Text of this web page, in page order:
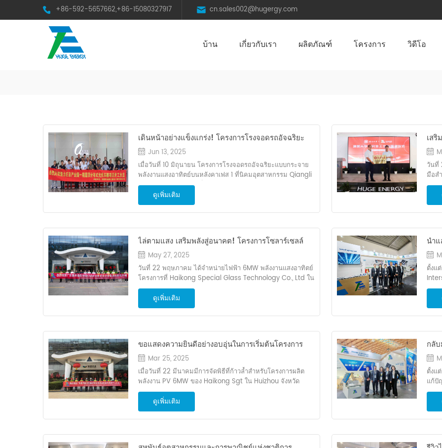
+86-592-5657662,+86-15080327917 cn.sales002@hugergy.com
บ้าน เกี่ยวกับเรา ผลิตภัณฑ์ โครงการ วิดีโอ
เดินหน้าอย่างแข็งแกร่ง! โครงการโรงจอดรถอัจฉริยะ
แบบกระจายพลังงานแสงอาทิตย์ Qiangli Jucai เริ่ม
ดำเนินการอย่างเป็นทางการ
Jun 13, 2025
เมื่อวันที่ 10 มิถุนายน โครงการโรงจอดรถอัจฉริยะแบบกระจาย
พลังงานแสงอาทิตย์บนหลังคาเฟส 1 ที่นิคมอุตสาหกรรม Qiangli
Jucai ได้เริ่มต้นอย่างเป็นทางการ ตัวแทนจากทุกฝ่ายที่เกี่ยวข้อง
รวมถึงผู้พัฒนา Qiangli Jucai ผู้รับจ้างก่อสร้าง เอ็ม ความ
ชื่นชมยินดี ซี การก่อสร้าง อี วิศวกรรม และสถาบันการออกแบบ
CECI สถาบันการออกแบบแห่งที่ 11 รวมตัวกันในสถานที่เพื่อเป็น
บนลานจอดรถบนดาดฟ้าของนิคมอุตสาหกรรม Qiangli Jucai
แห่งใหม่ โดยใช้โซลูชัน BIPV แบบบูรณาการ โดยมีกำลังการ
ผลิตติดตั้งรวมอยู่ที่ 3.596 เมกะวัตต์ . ดำเนินการภายใต้ “การ
บริโภคเองโดยส่งพลังงานส่วนเกินเข้าสู่ระบบไฟฟ้า” แบบจำลอง
โครงการคาดว่าจะสร้างได้ประมาณ ไฟฟ้า 3.9 ล้านกิโลวัตต์
ชั่วโมงต่อปี , กับ คาดการณ์รายได้รวมตลอดวงจรชีวิต 25 ปีว่าจะ
สูงถึง 75 ล้านหยวน ระบบมีกำหนดเชื่อมต่อเข้ากับโครงข่าย
ไฟฟ้าภายในสิ้นเดือนกรกฎาคมและจะได้รับการอนุมัติขั้นสุดท้าย
ในเดือนสิงหาคม ในพิธีวางศิลาฤกษ์ คุณหลิว เหว่ย หัวหน้า
ความปลอดภัยเป็นอันดับแรก คุณภาพเป็นพื้นฐาน และปฏิบัติตาม
ความโปร่งใส ในการแสวงหา - รางวัลโครงการ PV คุณภาพสูง
- เราจะเสริมสร้างการจัดการกระบวนการและทำงานร่วมกันเพื่อ
ทำให้โครงการที่จอดรถ PV บนดาดฟ้าแห่งนี้เป็นโครงการ
มาตรฐานระยะยาวภายใต้ดวงอาทิตย์! - คุณเหลียน ผู้แทนจาก
บริษัทรับเหมาก่อสร้าง เอ็ม ความชื่นชมยินดี ซี การก่อสร้าง อี
วิศวกรรม ขอแสดงความยินดีกับ Qiangli Jucai สำหรับการเริ่ม
ต้นโครงการที่ประสบความสำเร็จ และให้คำมั่นสัญญาอย่างแน่ว
แน่ว่า “เพื่อให้มั่นใจว่าจะส่งมอบได้อย่างปลอดภัย มีคุณภาพสูง
และตรงเวลา เราจะรวบรวมทีมงานระดับแนวหน้าโดยยึดหลักการ
ควบคุมความปลอดภัยและเป้าหมายคือการส่งมอบตามกำหนด
เวลา เราจะปฏิบัติตามขั้นตอนการปฏิบัติงานมาตรฐานอย่าง
ดูเพิ่มเติม
เส
อุตส
ทา
ศึก
วันที่
มือส
มห
จาก
เหม่
ปลู
ปัญห
เชิง
สมัย
มหา
ทรั
บัณ
แร
มหา
องค์
นักศึ
เทค
ไล่ตามแสง เสริมพลังสู่อนาคต! โครงการโซลาร์เซลล์
แบบกระจาย 6MW ของ HAIKONG SGT เชื่อมต่อกับ
โครงข่ายไฟฟ้าสำเร็จแล้ว
May 27, 2025
วันที่ 22 พฤษภาคม ได้จำหน่ายไฟฟ้า 6MW พลังงานแสงอาทิตย์
โครงการที่ Haikong Special Glass Technology Co., Ltd ใน
Huizhou, Guangdong ลงทุนโดย ใหญ่ พลังงานและทำสัญญา
กับบริษัทในเครือ M วิศวกรรมการก่อสร้าง คุณ ภายใต้กรอบ EPC
เชื่อมต่อกับกริดได้สำเร็จ ด้วยความร่วมมืออย่างมีประสิทธิภาพ
ของทีมโครงการ การก่อสร้างจึงแล้วเสร็จในเวลาเพียง 50 วันเศษ
ชั่วโมงต่อปี และลดการปล่อยก๊าซคาร์บอนไดออกไซด์ได้มากกว่า
5,500 ตันต่อปี นับเป็นการสร้างแรงผลักดันใหม่ให้กับการ
เปลี่ยนแปลงไปสู่การใช้พลังงานคาร์บอนต่ำของสวนสาธารณะ
แห่งนี้ ใหญ่ พลังงาน พลังงานแสงอาทิตย์ ระบบติดตั้งสำหรับ
โลหะ หลังคาใช้โปรไฟล์อลูมิเนียมที่มีความแข็งแรงสูงและทนต่อ
การกัดกร่อน การออกแบบที่น้ำหนักเบาช่วยลดภาระบนหลังคาใน
ขณะที่ให้การปกป้องที่แข็งแกร่งต่อสภาพอากาศที่รุนแรง เช่น
พายุไต้ฝุ่นและฝนตกหนัก หลังคาเหล็ก แคลมป์ช่วยให้แนบสนิท
กับหลังคาโดยไม่ทะลุชั้นกันน้ำ ทำให้การติดตั้งง่ายและสะดวก
เพิ่มประสิทธิภาพ" โดยปรับระยะห่างระหว่างหลังคาให้เหมาะสม
ดูเพิ่มเติม
นำ
พลั
ตั้งแ
ประ
ผลิ
ควา
ประ
สูง
ติดตั้
ระบ
ขนา
อาทิ
แล
โซ
เข็
ที่โด
ปลอ
ขอแสดงความยินดีอย่างอบอุ่นในการเริ่มต้นโครงการ
ผลิตพลังงาน PV 6MW ของ Haikong Sgt ใน
Huizhou, Guangdong!
Mar 25, 2025
เมื่อวันที่ 22 มีนาคมมีการจัดพิธีที่ก้าวล้ำสำหรับโครงการผลิต
พลังงาน PV 6MW ของ Haikong Sgt ใน Huizhou จังหวัด
Guangdong ซึ่งลงทุนด้วยพลังงานขนาดใหญ่และดำเนินการ
โดย บริษัท ย่อย วิศวกรรมการก่อสร้างที่งดงามในฐานะผู้รับเหมา
EPC ทำเครื่องหมายการเริ่มต้นอย่างเป็นทางการของโครงการ
ตัวแทนจากพลังงานขนาดใหญ่ทีมวิศวกรรมการก่อสร้างที่งดงาม
ดูเพิ่มเติม
กลั
ขน
ตั้งแ
แก้ปั
สูงใ
เป็
นิทร
มาก
เม